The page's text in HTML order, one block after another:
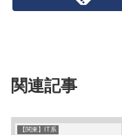
関連記事
【関東】IT系